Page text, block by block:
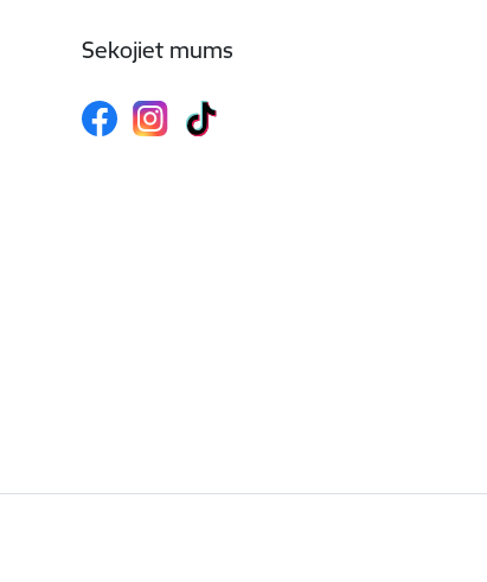
Sekojiet mums